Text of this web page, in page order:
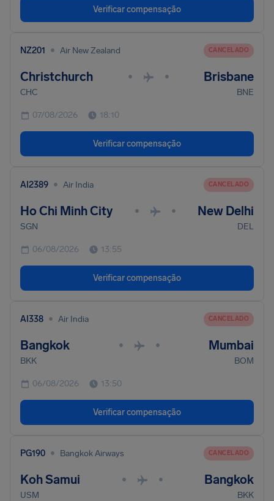
Verificar compensação
NZ201 • Air New Zealand CANCELADO
Christchurch • • Brisbane
CHC BNE
07/08/2026 18:10
Verificar compensação
AI2389 • Air India CANCELADO
Ho Chi Minh City • • New Delhi
SGN DEL
06/08/2026 13:55
Verificar compensação
AI338 • Air India CANCELADO
Bangkok • • Mumbai
BKK BOM
06/08/2026 13:50
Verificar compensação
PG190 • Bangkok Airways CANCELADO
Koh Samui • • Bangkok
USM BKK